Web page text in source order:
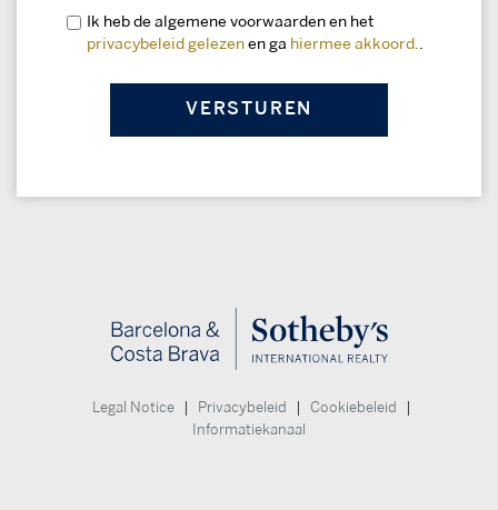
Ik heb de algemene voorwaarden en het
privacybeleid gelezen en ga hiermee akkoord.
Legal Notice Privacybeleid Cookiebeleid
Informatiekanaal